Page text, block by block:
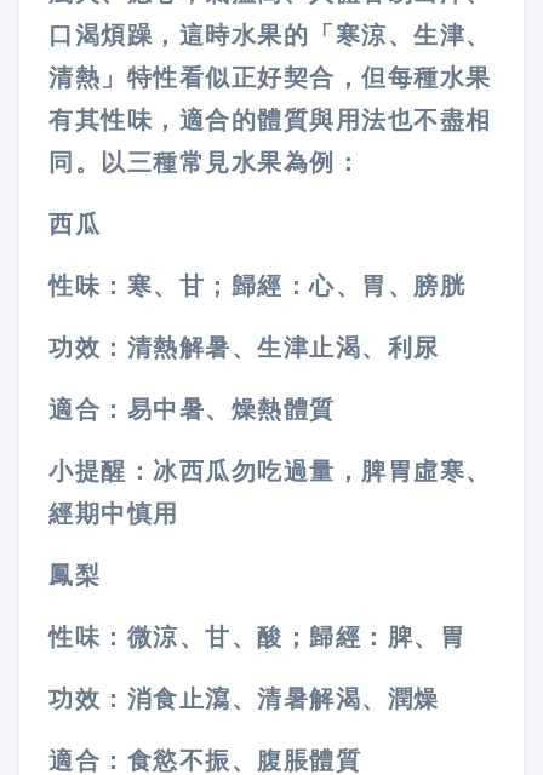
口渴煩躁，這時水果的「寒涼、生津、
清熱」特性看似正好契合，但每種水果
有其性味，適合的體質與用法也不盡相
同。以三種常見水果為例：
西瓜
性味：寒、甘；歸經：心、胃、膀胱
功效：清熱解暑、生津止渴、利尿
適合：易中暑、燥熱體質
小提醒：冰西瓜勿吃過量，脾胃虛寒、
經期中慎用
鳳梨
性味：微涼、甘、酸；歸經：脾、胃
功效：消食止瀉、清暑解渴、潤燥
適合：食慾不振、腹脹體質